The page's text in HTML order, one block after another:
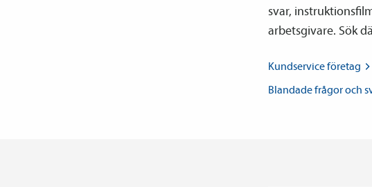
svar,
arbetsgivare. Sök
Kundserviceföretag
Blandade frågor och